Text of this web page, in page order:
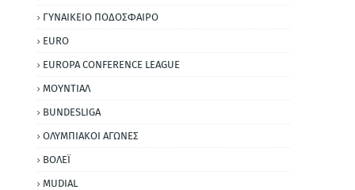
ΓΥΝΑΙΚΕΙΟ ΠΟΔΟΣΦΑΙΡΟ
EURO
EUROPA CONFERENCE LEAGUE
ΜΟΥΝΤΙΑΛ
BUNDESLIGA
ΟΛΥΜΠΙΑΚΟΙ ΑΓΩΝΕΣ
ΒΟΛΕΪ
MUDIAL